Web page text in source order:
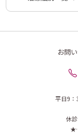
お問
平日9：
休